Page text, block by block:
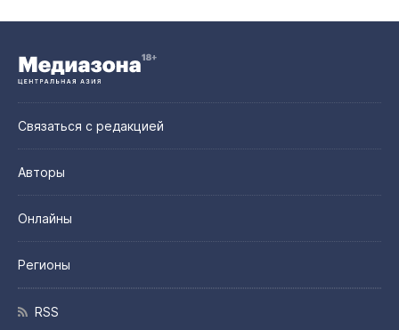
Связаться с редакцией
Авторы
Онлайны
Регионы
RSS